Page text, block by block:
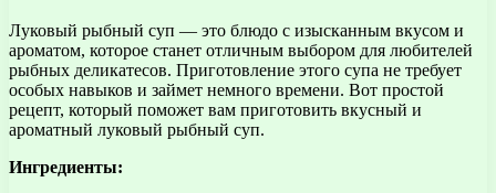
Луковый рыбный суп — это блюдо с изысканным вкусом и
ароматом, которое станет отличным выбором для любителей
рыбных деликатесов. Приготовление этого супа не требует
особых навыков и займет немного времени. Вот простой
рецепт, который поможет вам приготовить вкусный и
ароматный луковый рыбный суп.
Ингредиенты: